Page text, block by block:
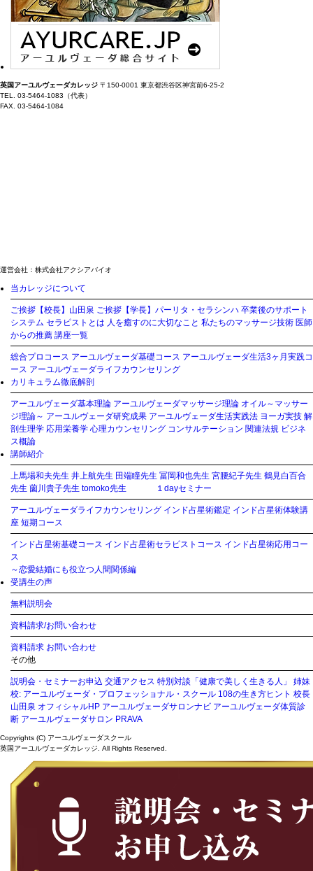
英国アーユルヴェーダカレッジ 〒150-0001 東京都渋谷区神宮前6-25-2
TEL. 03-5464-1083（代表）
FAX. 03-5464-1084
運営会社：株式会社アクシアバイオ
当カレッジについて
ご挨拶【校長】山田泉 ご挨拶【学長】パーリタ・セラシンハ 卒業後のサポート
システム セラピストとは 人を癒すのに大切なこと 私たちのマッサージ技術 医師
からの推薦 講座一覧
総合プロコース アーユルヴェーダ基礎コース アーユルヴェーダ生活3ヶ月実践コ
ース アーユルヴェーダライフカウンセリング
カリキュラム徹底解剖
アーユルヴェーダ基本理論 アーユルヴェーダマッサージ理論 オイル～マッサー
ジ理論～ アーユルヴェーダ研究成果 アーユルヴェーダ生活実践法 ヨーガ実技 解
剖生理学 応用栄養学 心理カウンセリング コンサルテーション 関連法規 ビジネ
ス概論
講師紹介
上馬場和夫先生 井上航先生 田端瞳先生 冨岡和也先生 宮腰紀子先生 鶴見白百合
先生 薗川貴子先生 tomoko先生 １dayセミナー
アーユルヴェーダライフカウンセリング インド占星術鑑定 インド占星術体験講
座 短期コース
インド占星術基礎コース インド占星術セラピストコース インド占星術応用コー
ス
～恋愛結婚にも役立つ人間関係編
受講生の声
無料説明会
資料請求/お問い合わせ
資料請求 お問い合わせ
その他
説明会・セミナーお申込 交通アクセス 特別対談「健康で美しく生きる人」
姉妹
校: アーユルヴェーダ・プロフェッショナル・スクール 108の生き方ヒント 校長
山田泉 オフィシャルHP アーユルヴェーダサロンナビ アーユルヴェーダ体質診
断 アーユルヴェーダサロン PRAVA
Copyrights (C) アーユルヴェーダスクール
英国アーユルヴェーダカレッジ. All Rights Reserved.